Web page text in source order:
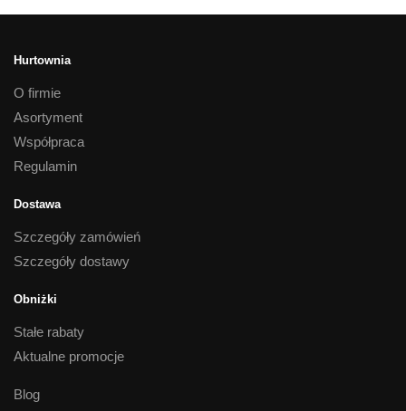
Hurtownia
O firmie
Asortyment
Współpraca
Regulamin
Dostawa
Szczegóły zamówień
Szczegóły dostawy
Obniżki
Stałe rabaty
Aktualne promocje
Blog